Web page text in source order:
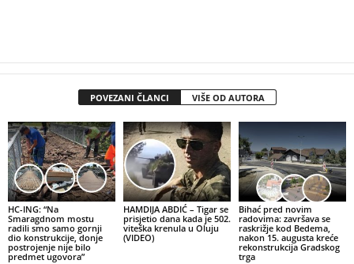
POVEZANI ČLANCI VIŠE OD AUTORA
HC-ING: “Na
Smaragdnom mostu
radili smo samo gornji
dio konstrukcije, donje
postrojenje nije bilo
predmet ugovora”
HAMDIJA ABDIĆ – Tigar se
prisjetio dana kada je 502.
viteška krenula u Oluju
(VIDEO)
Bihać pred novim
radovima: završava se
raskrižje kod Bedema,
nakon 15. augusta kreće
rekonstrukcija Gradskog
trga